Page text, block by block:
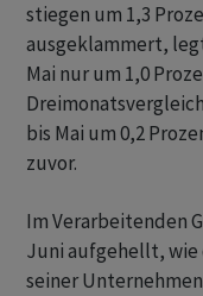
stiegen um 1,3
ausgeklammert,
Mai nur um 1,0
bis Mai um 0,2
zuvor.
Im Verarbeitenden
Juni aufgehellt,
seiner